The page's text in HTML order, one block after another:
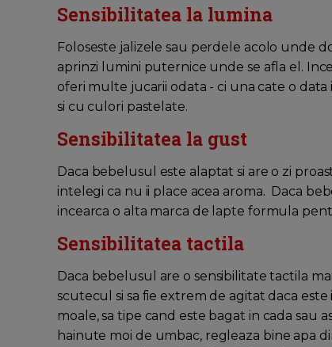
Sensibilitatea la lumina
Foloseste jalizele sau perdele acolo unde
aprinzi lumini puternice unde se afla el.
oferi multe jucarii odata - ci una cate o
si cu culori pastelate.
Sensibilitatea la gust
Daca bebelusul este alaptat si are o zi
intelegi ca nu ii place acea aroma. Daca
incearca o alta marca de lapte formula
Sensibilitatea tactila
Daca bebelusul are o sensibilitate tactila
scutecul si sa fie extrem de agitat daca
moale, sa tipe cand este bagat in cada sau
hainute moi de umbac, regleaza bine apa